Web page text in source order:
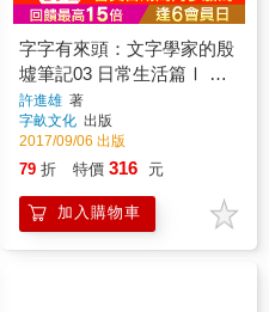
字字有來頭：文字學家的殷
墟筆記03 日常生活篇Ⅰ 食
與衣
許進雄 著
字畝文化 出版
2017/09/06 出版
79 折 特價 316 元
加入購物車